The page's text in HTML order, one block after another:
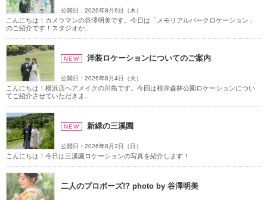
公開日：2026年8月6日（木）
こんにちは！カメラマンの谷澤明美です。今日は「メモリアルパークロケーション」
のご紹介です！スタジオか...
NEW 洋装ロケーションについてのご案内
公開日：2026年8月4日（火）
こんにちは！横浜店ヘアメイクの川島です。今回は根岸森林公園ロケーションについ
てご紹介させていただきま...
NEW 新緑の三溪園
公開日：2026年8月2日（日）
こんにちは！今日は三溪園ロケーションの写真を紹介します！
二人のプロポーズ!? photo by 谷澤明美